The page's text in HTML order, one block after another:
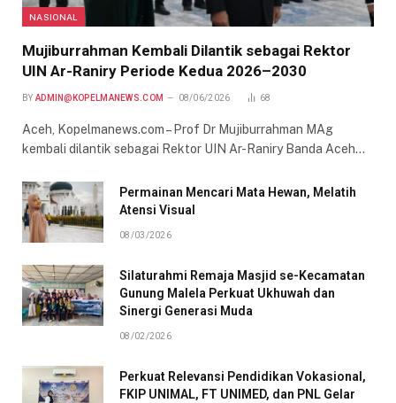
NASIONAL
Mujiburrahman Kembali Dilantik sebagai Rektor
UIN Ar-Raniry Periode Kedua 2026–2030
BY ADMIN@KOPELMANEWS.COM 08/06/2026 68
Aceh, Kopelmanews.com – Prof Dr Mujiburrahman MAg
kembali dilantik sebagai Rektor UIN Ar-Raniry Banda Aceh…
Permainan Mencari Mata Hewan, Melatih
Atensi Visual
08/03/2026
Silaturahmi Remaja Masjid se-Kecamatan
Gunung Malela Perkuat Ukhuwah dan
Sinergi Generasi Muda
08/02/2026
Perkuat Relevansi Pendidikan Vokasional,
FKIP UNIMAL, FT UNIMED, dan PNL Gelar